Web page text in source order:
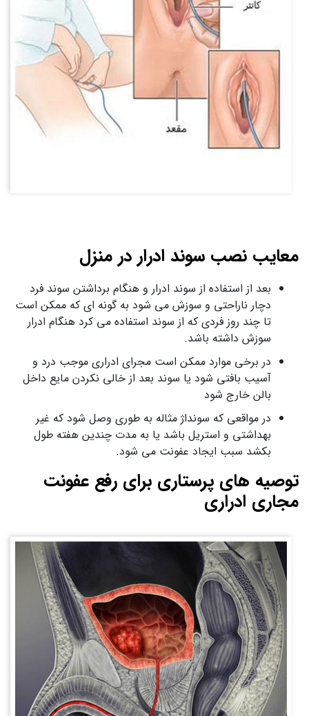
معایب نصب سوند ادرار در منزل
بعد از استفاده از سوند ادرار و هنگام برداشتن سوند فرد
دچار ناراحتی و سوزش می شود به گونه ای که ممکن است
تا چند روز فردی که از سوند استفاده می کرد هنگام ادرار
سوزش داشته باشد.
در برخی موارد ممکن است مجرای ادراری موجب درد و
آسیب بافتی شود یا سوند بعد از خالی نکردن مایع داخل
بالن خارج شود
در مواقعی که سونداژ مثاله به طوری وصل شود که غیر
بهداشتی و استریل باشد یا به مدت چندین هفته طول
بکشد سبب ایجاد عفونت می شود.
توصیه های پرستاری برای رفع عفونت
مجاری ادراری